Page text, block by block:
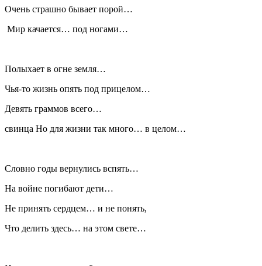
Очень страшно бывает порой…
Мир качается… под ногами…
Полыхает в огне земля…
Чья-то жизнь опять под прицелом…
Девять граммов всего…
свинца Но для жизни так много… в целом…
Словно годы вернулись вспять…
На войне погибают дети…
Не принять сердцем… и не понять,
Что делить здесь… на этом свете…